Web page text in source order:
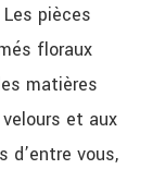
pièces
floraux
matières
et aux
d’entre vous,